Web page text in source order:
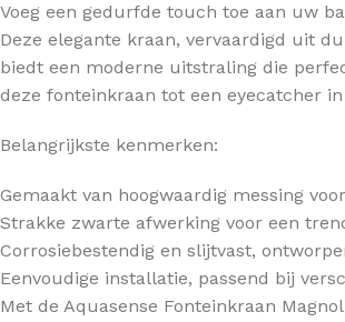
TOPBLADEN
Voeg een gedurfde touch toe aan uw
Deze elegante kraan, vervaardigd uit
biedt een moderne uitstraling die
deze fonteinkraan tot een eyecatcher
Belangrijkste kenmerken:
Gemaakt van hoogwaardig messing
Strakke zwarte afwerking voor een
Corrosiebestendig en slijtvast,
Eenvoudige installatie, passend bij
Met de Aquasense Fonteinkraan